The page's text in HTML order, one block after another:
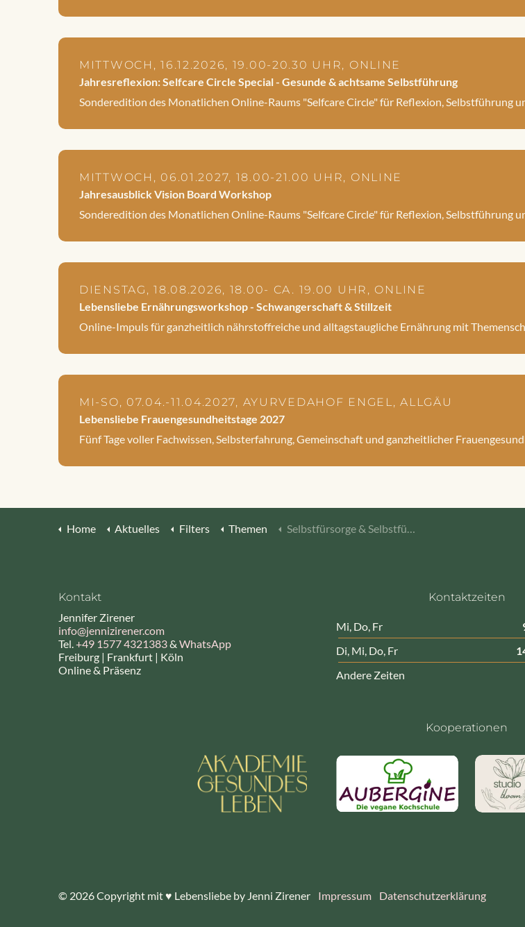
MITTWOCH, 16.12.2026, 19.00-20.30 UHR, ONLINE
Jahresreflexion: Selfcare Circle Special - Gesunde & achtsame Selbstführung
Sonderedition des Monatlichen Online-Raums "Selfcare Circle" für Reflexion, Selbstführung
MITTWOCH, 06.01.2027, 18.00-21.00 UHR, ONLINE
Jahresausblick Vision Board Workshop
Sonderedition des Monatlichen Online-Raums "Selfcare Circle" für Reflexion, Selbstführung
DIENSTAG, 18.08.2026, 18.00- CA. 19.00 UHR, ONLINE
Lebensliebe Ernährungsworkshop - Schwangerschaft & Stillzeit
Online-Impuls für ganzheitlich nährstoffreiche und alltagstaugliche Ernährung mit
MI-SO, 07.04.-11.04.2027, AYURVEDAHOF ENGEL, ALLGÄU
Lebensliebe Frauengesundheitstage 2027
Fünf Tage voller Fachwissen, Selbsterfahrung, Gemeinschaft und ganzheitlicher
Home Aktuelles Filters Themen Selbstfürsorge & Selbstführung
Kontakt
Jennifer Zirener
info@jennizirener.com
Tel.+49 1577 4321383& WhatsApp
Freiburg | Frankfurt | Köln
Online & Präsenz
Kontaktzeiten
Mi, Do, Fr
Di, Mi, Do, Fr
Andere Zeiten
Kooperationen
© 2026 Copyright mit ♥ Lebensliebe by Jenni Zirener Impressum Datenschutzerklärung